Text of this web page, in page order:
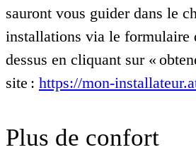
sauront vous guider dans le
installations via le formulaire
dessus en cliquant sur «
site : https://mon-
Plus de confort